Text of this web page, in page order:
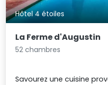
Hôtel 4 étoiles
La Ferme d'Augustin
52 chambres
Savourez une cuisine